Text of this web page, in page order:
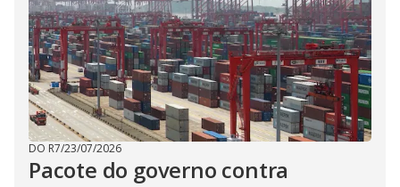
DO R7/23/07/2026
Pacote do governo contra